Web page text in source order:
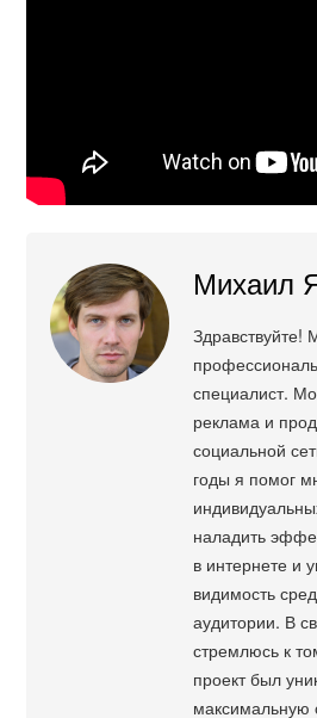
Михаил
Здравствуйте!
специалист.
реклама и
социальной
годы я помог
наладить
в интернете и
видимость
аудитории. В
стремлюсь к
проект был
максимальную